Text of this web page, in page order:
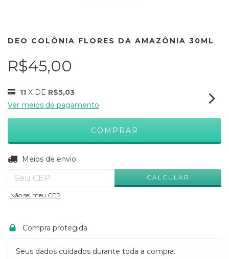
DEO COLÔNIA FLORES DA AMAZÔNIA 30ML
R$45,00
11 X DE R$5,03
Ver meios de pagamento
Entregas para o CEP:
Meios de envio
CALCULAR
Não sei meu CEP
Compra protegida
Seus dados cuidados durante toda a compra.